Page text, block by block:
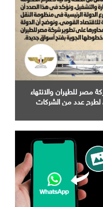
مصر للطيران والانتهاء
لطرح عدد من الشركات